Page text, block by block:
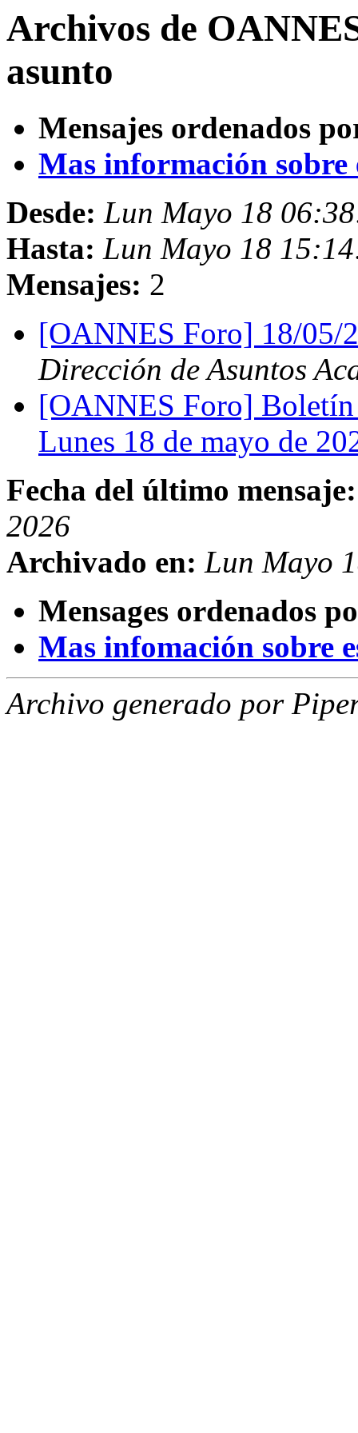
Archivos de
asunto
Mensajes ordenados
Mas información sobre
Desde: Lun Mayo 18
Hasta: Lun Mayo 18
Mensajes: 2
[OANNES Foro] 18/
Dirección de Asuntos
[OANNES Foro]
Lunes 18 de mayo de
Fecha del último mensaje:
2026
Archivado en: Lun Mayo
Mensages ordenados
Mas infomación sobre
Archivo generado por